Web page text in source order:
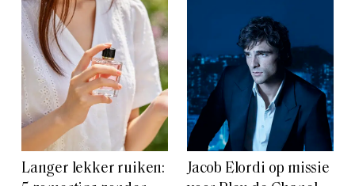
Langer lekker ruiken:
Jacob Elordi op missie